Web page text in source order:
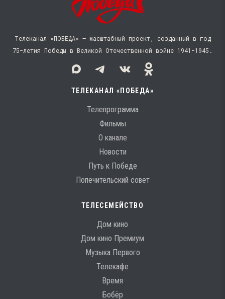
Телеканал «ПОБЕДА» — масштабный проект, созданный в год
75-летия Победы в Великой Отечественной войне 1941−1945.
ТЕЛЕКАНАЛ «ПОБЕДА»
Телепрограмма
Фильмы
О канале
Новости
Путь к Победе
Попечительский совет
ТЕЛЕСЕМЕЙСТВО
Дом кино
Дом кино Премиум
Музыка Первого
Телекафе
Время
Бобёр